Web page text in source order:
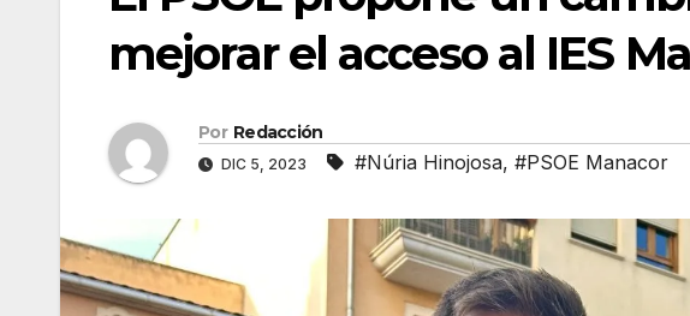
mejorar el acceso al IES
Por Redacción
DIC 5, 2023 #Núria Hinojosa, #PSOE Manacor